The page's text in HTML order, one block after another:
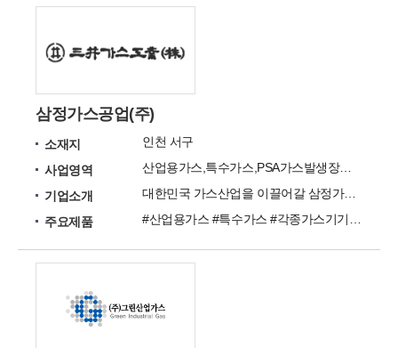
삼정가스공업(주)
소재지
인천 서구
사업영역
산업용가스,특수가스,PSA가스발생장치,PURGE,가스기기/밸브
기업소개
대한민국 가스산업을 이끌어갈 삼정가스공업주식회사
주요제품